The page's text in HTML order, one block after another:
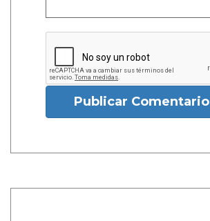
Publicar Comentario